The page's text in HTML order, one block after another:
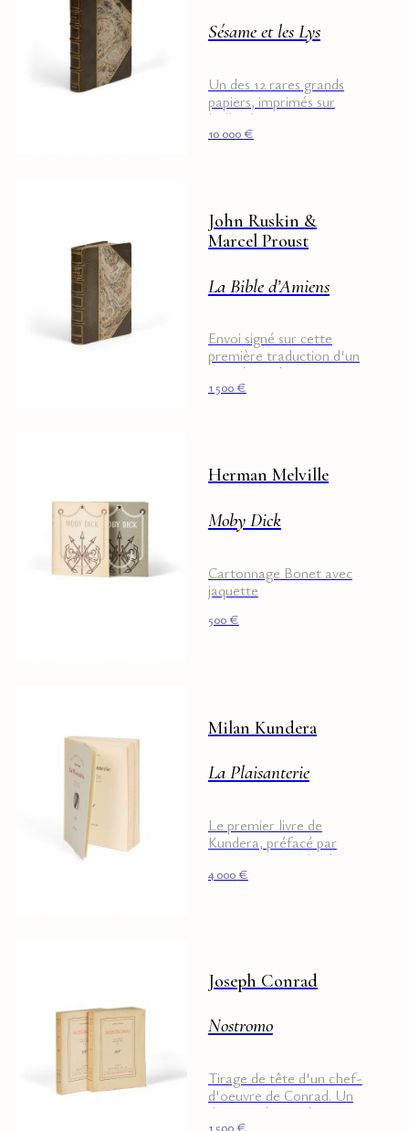
Sésame et les Lys
Un des 12 rares grands
papiers, imprimés sur
hollande
10 000€
John Ruskin &
Marcel Proust
La Bible d’Amiens
Envoi signé sur cette
première traduction d'un
titre de Ruskin
1 500€
Herman Melville
Moby Dick
Cartonnage Bonet avec
jaquette
500€
Milan Kundera
La Plaisanterie
Le premier livre de
Kundera, préfacé par
Aragon. Tirage de tête,
broché.
4 000€
Joseph Conrad
Nostromo
Tirage de tête d'un chef-
d'oeuvre de Conrad. Un
des 109 réimposés.
1 500€